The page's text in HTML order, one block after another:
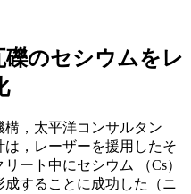
のセシウムをレ
，太平洋コンサルタン
は，レーザーを援用したそ
ート中にセシウム （Cs）
することに成功した（ニ